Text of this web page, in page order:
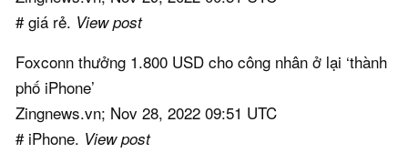
# giá rẻ. View post
Foxconn thưởng 1.800 USD cho công nhân ở lại ‘thành
phố iPhone’
Zingnews.vn; Nov 28, 2022 09:51 UTC
# iPhone. View post